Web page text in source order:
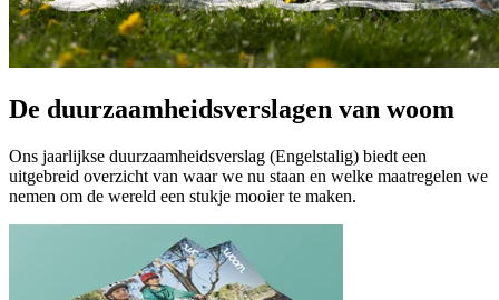
De duurzaamheidsverslagen van woom
Ons jaarlijkse duurzaamheidsverslag (Engelstalig) biedt een
uitgebreid overzicht van waar we nu staan en welke maatregelen we
nemen om de wereld een stukje mooier te maken.